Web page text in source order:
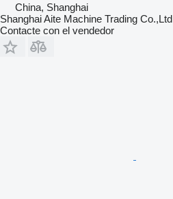
China, Shanghai
Shanghai Aite Machine Trading Co.,Ltd
Contacte con el vendedor